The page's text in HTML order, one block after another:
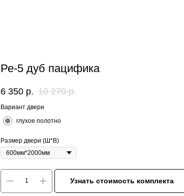
Ре-5 дуб пацифика
6 350 р. 10 270 р.
Вариант двери
глухое полотно
Размер двери (Ш*В)
Узнать стоимость комплекта